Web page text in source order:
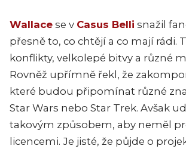
Wallace se v Casus Belli snažil
přesně to, co chtějí a co mají rádi.
konflikty, velkolepé bitvy a různé
Rovněž upřímně řekl, že
které budou připomínat různé
Star Wars nebo Star Trek. Avšak
takovým způsobem, aby neměl
licencemi. Je jisté, že půjde o